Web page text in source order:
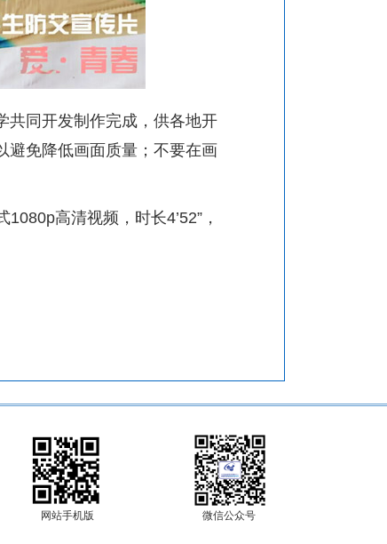
同开发制作完成，供各地开
避免降低画面质量；不要在画
高清视频，时长4’52”，
网站手机版 微信公众号